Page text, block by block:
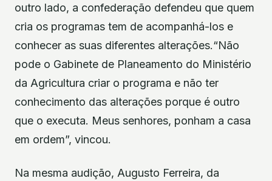
outro lado, a confederação defendeu que quem
cria os programas tem de acompanhá-los e
conhecer as suas diferentes alterações.“Não
pode o Gabinete de Planeamento do Ministério
da Agricultura criar o programa e não ter
conhecimento das alterações porque é outro
que o executa. Meus senhores, ponham a casa
em ordem”, vincou.
Na mesma audição, Augusto Ferreira, da